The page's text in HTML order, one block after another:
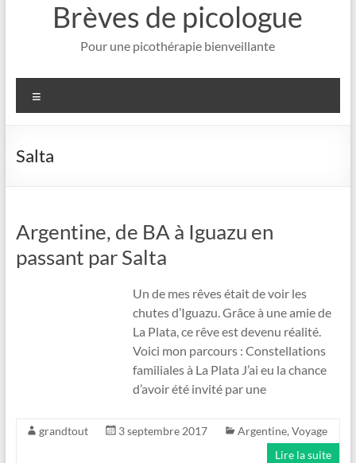
Brèves de picologue
Pour une picothérapie bienveillante
Salta
Argentine, de BA à Iguazu en
passant par Salta
Un de mes rêves était de voir les
chutes d’Iguazu. Grâce à une amie de
La Plata, ce rêve est devenu réalité.
Voici mon parcours : Constellations
familiales à La Plata J’ai eu la chance
d’avoir été invité par une
grandtout 3 septembre 2017 Argentine, Voyage
Lire la suite